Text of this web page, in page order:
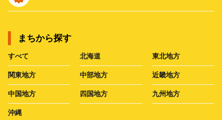
まちから探す
すべて 北海道 東北地方
関東地方 中部地方 近畿地方
中国地方 四国地方 九州地方
沖縄